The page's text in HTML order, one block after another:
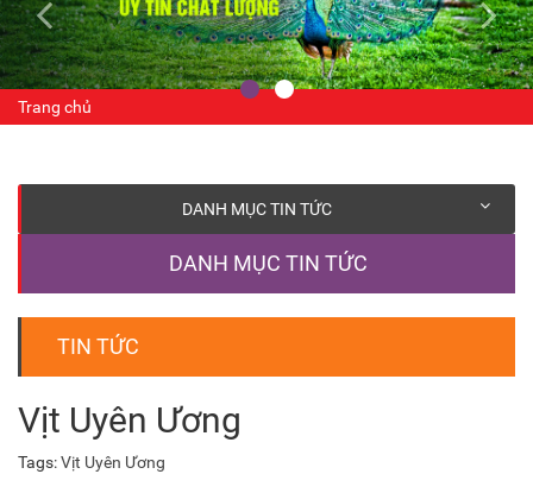
Trang chủ
DANH MỤC TIN TỨC
DANH MỤC TIN TỨC
TIN TỨC
Vịt Uyên Ương
Tags:Vịt Uyên Ương